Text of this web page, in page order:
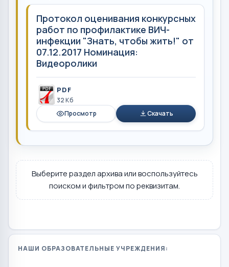
Протокол оценивания конкурсных
работ по профилактике ВИЧ-
инфекции "Знать, чтобы жить!" от
07.12.2017 Номинация:
Видеоролики
PDF
32 Кб
Просмотр
Скачать
Выберите раздел архива или воспользуйтесь
поиском и фильтром по реквизитам.
НАШИ ОБРАЗОВАТЕЛЬНЫЕ УЧРЕЖДЕНИЯ: